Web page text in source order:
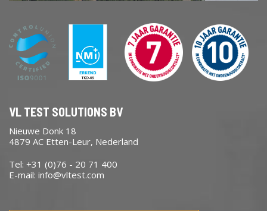
VL TEST SOLUTIONS BV
Nieuwe Donk 18
4879 AC Etten-Leur, Nederland
Tel: +31 (0)76 - 20 71 400
E-mail: info@vltest.com